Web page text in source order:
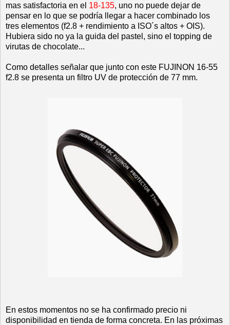
mas satisfactoria en el 18-135, uno no puede dejar de
pensar en lo que se podría llegar a hacer combinado los
tres elementos (f2.8 + rendimiento a ISO´s altos + OIS).
Hubiera sido no ya la guida del pastel, sino el topping de
virutas de chocolate...
Como detalles señalar que junto con este FUJINON 16-55
f2.8 se presenta un filtro UV de protección de 77 mm.
En estos momentos no se ha confirmado precio ni
disponibilidad en tienda de forma concreta. En las próximas